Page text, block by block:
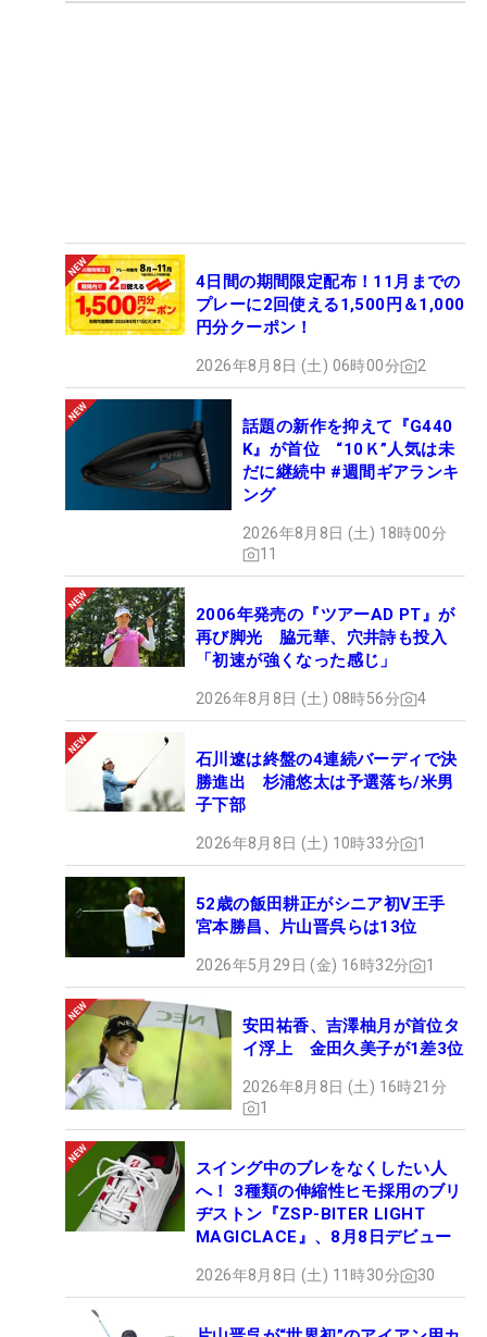
4日間の期間限定配布！11月までの
プレーに2回使える1,500円＆1,000
円分クーポン！
2026年8月8日 (土) 06時00分 2
話題の新作を抑えて『G440
K』が首位 “10Ｋ”人気は未
だに継続中 #週間ギアランキ
ング
2026年8月8日 (土) 18時00分
11
2006年発売の『ツアーAD PT』が
再び脚光 脇元華、穴井詩も投入
「初速が強くなった感じ」
2026年8月8日 (土) 08時56分 4
石川遼は終盤の4連続バーディで決
勝進出 杉浦悠太は予選落ち/米男
子下部
2026年8月8日 (土) 10時33分 1
52歳の飯田耕正がシニア初V王手
宮本勝昌、片山晋呉らは13位
2026年5月29日 (金) 16時32分 1
安田祐香、吉澤柚月が首位タ
イ浮上 金田久美子が1差3位
2026年8月8日 (土) 16時21分
1
スイング中のブレをなくしたい人
へ！ 3種類の伸縮性ヒモ採用のブリ
ヂストン『ZSP-BITER LIGHT
MAGICLACE』、8月8日デビュー
2026年8月8日 (土) 11時30分 30